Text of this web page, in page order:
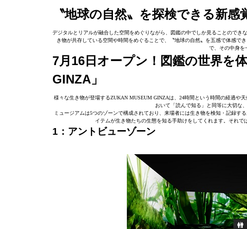
〝地球の自然〟を探検できる新感
デジタルとリアルが融合した空間をめぐりながら、図鑑の中でしか見ることのでき
き物が共存している空間や時間をめぐることで、〝地球の自然〟を五感で体感で
で、その中身を
7月16日オープン！図鑑の世界を
GINZA」
様々な生き物が登場するZUKAN MUSEUM GINZAは、24時間という時間の経過や
おいて「読んで知る」と同等に大切な
ミュージアムは5つのゾーンで構成されており、来場者には生き物を検知・記録
イテムが生き物たちの生態を知る手助けをしてくれます。それ
1：アントビューゾーン